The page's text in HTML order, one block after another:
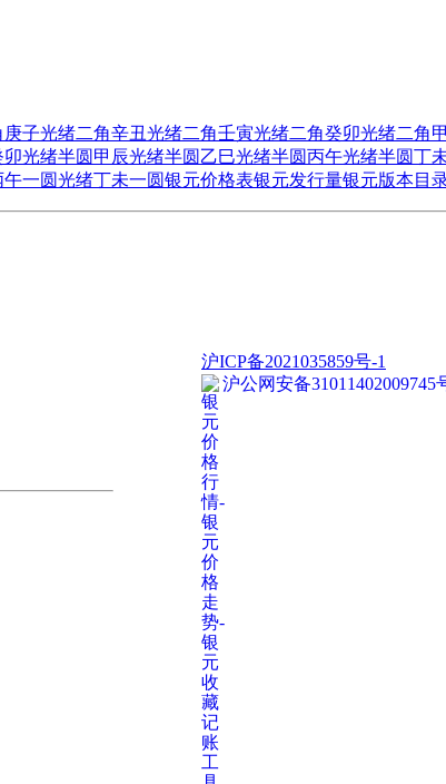
庚子光绪二角辛丑光绪二角壬寅光绪二角癸卯光绪二角
卯光绪半圆甲辰光绪半圆乙巳光绪半圆丙午光绪半圆丁
一圆光绪丁未一圆银元价格表银元发行量银元版本目
沪ICP备2021035859号-1
沪公网安备31011402009745